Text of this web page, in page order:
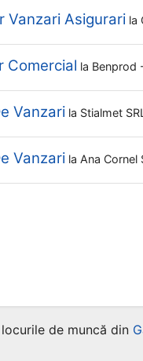
Vanzari Asigurari la
Comercial la Benprod
Vanzari la Stialmet
Vanzari la Ana Cornel
de muncă din